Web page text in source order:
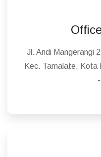
Jl. Andi Mangerangi
Kec. Tamalate, Kota